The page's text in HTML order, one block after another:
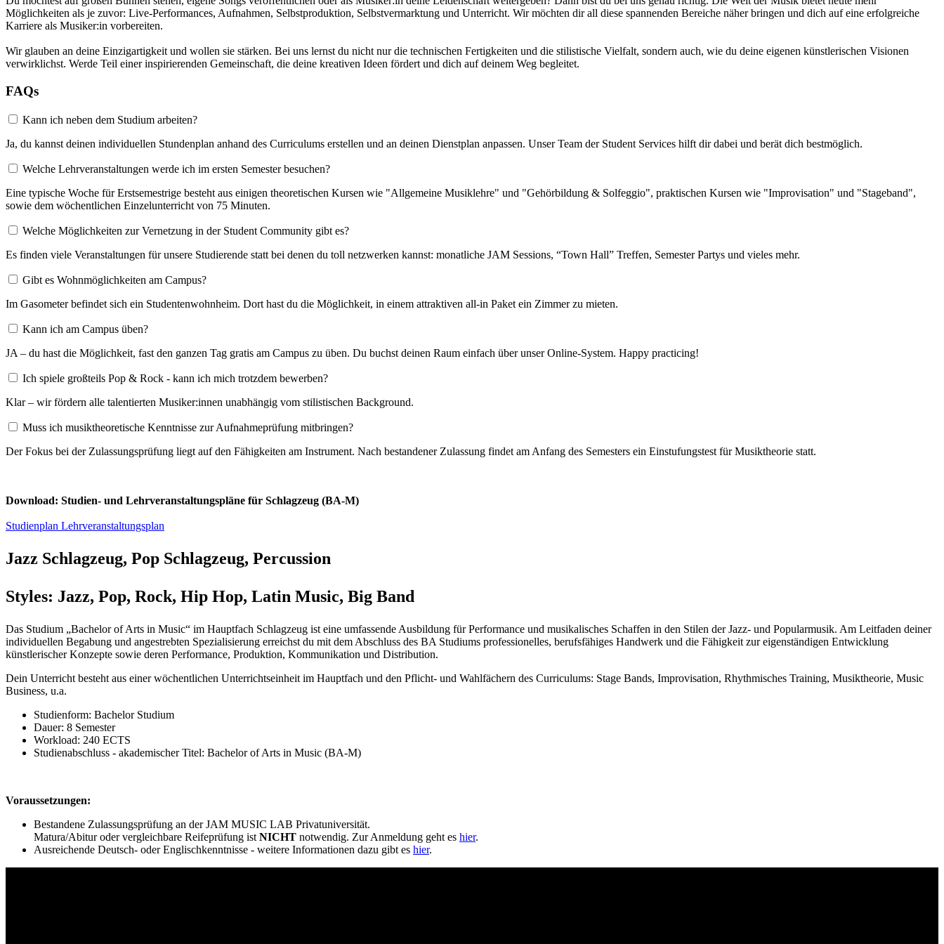
Möglichkeiten als je zuvor: Live-Performances, Aufnahmen, Selbstproduktion, Selbstvermarktung und Unterricht. Wir möchten dir all diese spannenden Bereiche näher bringen und dich auf eine erfolgreiche
Karriere als Musiker:in vorbereiten.
Wir glauben an deine Einzigartigkeit und wollen sie stärken. Bei uns lernst du nicht nur die technischen Fertigkeiten und die stilistische Vielfalt, sondern auch, wie du deine eigenen künstlerischen Visionen
verwirklichst. Werde Teil einer inspirierenden Gemeinschaft, die deine kreativen Ideen fördert und dich auf deinem Weg begleitet.
FAQs
Kann ich neben dem Studium arbeiten?
Ja, du kannst deinen individuellen Stundenplan anhand des Curriculums erstellen und an deinen Dienstplan anpassen. Unser Team der Student Services hilft dir dabei und berät dich bestmöglich.
Welche Lehrveranstaltungen werde ich im ersten Semester besuchen?
Eine typische Woche für Erstsemestrige besteht aus einigen theoretischen Kursen wie "Allgemeine Musiklehre" und "Gehörbildung & Solfeggio", praktischen Kursen wie "Improvisation" und "Stageband",
sowie dem wöchentlichen Einzelunterricht von 75 Minuten.
Welche Möglichkeiten zur Vernetzung in der Student Community gibt es?
Es finden viele Veranstaltungen für unsere Studierende statt bei denen du toll netzwerken kannst: monatliche JAM Sessions, “Town Hall” Treffen, Semester Partys und vieles mehr.
Gibt es Wohnmöglichkeiten am Campus?
Im Gasometer befindet sich ein Studentenwohnheim. Dort hast du die Möglichkeit, in einem attraktiven all-in Paket ein Zimmer zu mieten.
Kann ich am Campus üben?
JA – du hast die Möglichkeit, fast den ganzen Tag gratis am Campus zu üben. Du buchst deinen Raum einfach über unser Online-System. Happy practicing!
Ich spiele großteils Pop & Rock - kann ich mich trotzdem bewerben?
Klar – wir fördern alle talentierten Musiker:innen unabhängig vom stilistischen Background.
Muss ich musiktheoretische Kenntnisse zur Aufnahmeprüfung mitbringen?
Der Fokus bei der Zulassungsprüfung liegt auf den Fähigkeiten am Instrument. Nach bestandener Zulassung findet am Anfang des Semesters ein Einstufungstest für Musiktheorie statt.
Download: Studien- und Lehrveranstaltungspläne für Schlagzeug (BA-M)
Studienplan Lehr­veranstaltungs­plan
Jazz Schlagzeug, Pop Schlagzeug, Percussion
Styles: Jazz, Pop, Rock, Hip Hop, Latin Music, Big Band
Das Studium „Bachelor of Arts in Music“ im Hauptfach Schlagzeug ist eine umfassende Ausbildung für Performance und musikalisches Schaffen in den Stilen der Jazz- und Popularmusik. Am Leitfaden deiner
individuellen Begabung und angestrebten Spezialisierung erreichst du mit dem Abschluss des BA Studiums professionelles, berufsfähiges Handwerk und die Fähigkeit zur eigenständigen Entwicklung
künstlerischer Konzepte sowie deren Performance, Produktion, Kommunikation und Distribution.
Dein Unterricht besteht aus einer wöchentlichen Unterrichtseinheit im Hauptfach und den Pflicht- und Wahlfächern des Curriculums: Stage Bands, Improvisation, Rhythmisches Training, Musiktheorie, Music
Business, u.a.
Studienform: Bachelor Studium
Dauer: 8 Semester
Workload: 240 ECTS
Studienabschluss - akademischer Titel: Bachelor of Arts in Music (BA-M)
Voraussetzungen:
Bestandene Zulassungsprüfung an der JAM MUSIC LAB Privatuniversität.
Matura/Abitur oder vergleichbare Reifeprüfung ist NICHT notwendig. Zur Anmeldung geht es hier.
Ausreichende Deutsch- oder Englischkenntnisse - weitere Informationen dazu gibt es hier.